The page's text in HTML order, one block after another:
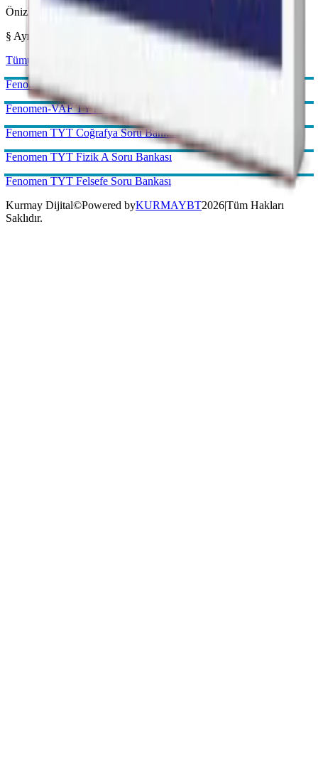
Önizleme hazırlanıyor...
§ Aynı Kategoriden
Tümünü gör →
Kurmay Dijital©Powered byKURMAYBT2026|Tüm Hakları
Saklıdır.